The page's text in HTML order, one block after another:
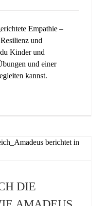
Empathie –
und
Kinder und
und einer
kannst.
DIE